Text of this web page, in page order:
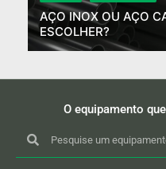
AÇO INOX OU AÇO
ESCOLHER?
O equipamento